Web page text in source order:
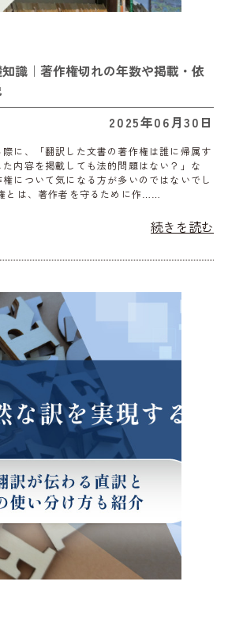
識｜著作権切れの年数や掲載・依
2025年06月30日
に、「翻訳した文書の著作権は誰に帰属す
内容を掲載しても法的問題はない？」な
について気になる方が多いのではないでし
とは、著作者を守るために作……
続きを読む